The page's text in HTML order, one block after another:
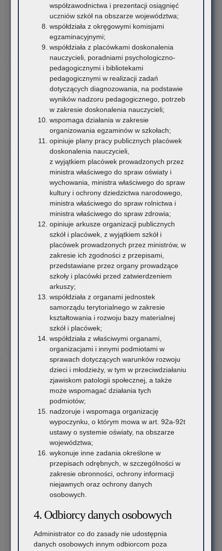
stanowisko doradców…
5 sierpnia 2026
Materiały dotyczące nowych podstaw programowych
wprowadzanych w związku z Reformą Kompas Jutra
Instytut Badań Edukacyjnych-Państwowy Instytut Badawczy
oraz Ośrodek Rozwoju Edukacji zapraszają…
4 sierpnia 2026
Komunikat Małopolskiego Kuratora Oświaty w sprawie
przekazywania informacji o liczbie wolnych miejsc w
publicznych liceach ogólnokształcących, technikach,
branżowych szkołach I stopnia, szkołach policealnych,
branżowych szkołach II stopnia, publicznych szkołach
podstawowych dla dorosłych – postępowanie rekrutacyjne na
rok szkolny 2026/2027 oraz po przeprowadzeniu postępowania
rekrutacyjnego uzupełniającego na rok szkolny 2026/2027
Czytaj więcej
3 sierpnia 2026
Ogólnopolski Konkurs Filmowy „Wieś mnie kręci, ja kręcę
wieś”
Stowarzyszenie „Kulturalne Ponidzie” w Chrobrzu zaprasza do
udziału w Ogólnopolskim…
współzawodnictwa i prezentacji osiągnięć
uczniów szkół na obszarze województwa;
współdziała z okręgowymi komisjami
egzaminacyjnymi;
współdziała z placówkami doskonalenia
nauczycieli, poradniami psychologiczno-
pedagogicznymi i bibliotekami
pedagogicznymi w realizacji zadań
dotyczących diagnozowania, na podstawie
wyników nadzoru pedagogicznego, potrzeb
w zakresie doskonalenia nauczycieli;
wspomaga działania w zakresie
organizowania egzaminów w szkołach;
opiniuje plany pracy publicznych placówek
doskonalenia nauczycieli,
z wyjątkiem placówek prowadzonych przez
ministra właściwego do spraw oświaty i
wychowania, ministra właściwego do spraw
kultury i ochrony dziedzictwa narodowego,
ministra właściwego do spraw rolnictwa i
ministra właściwego do spraw zdrowia;
opiniuje arkusze organizacji publicznych
szkół i placówek, z wyjątkiem szkół i
placówek prowadzonych przez ministrów, w
zakresie ich zgodności z przepisami,
przedstawiane przez organy prowadzące
szkoły i placówki przed zatwierdzeniem
arkuszy;
współdziała z organami jednostek
samorządu terytorialnego w zakresie
kształtowania i rozwoju bazy materialnej
szkół i placówek;
współdziała z właściwymi organami,
organizacjami i innymi podmiotami w
sprawach dotyczących warunków rozwoju
dzieci i młodzieży, w tym w przeciwdziałaniu
zjawiskom patologii społecznej, a także
może wspomagać działania tych
podmiotów;
nadzoruje i wspomaga organizację
wypoczynku, o którym mowa w art. 92a-92t
ustawy o systemie oświaty, na obszarze
województwa;
wykonuje inne zadania określone w
przepisach odrębnych, w szczególności w
zakresie obronności, ochrony informacji
niejawnych oraz ochrony danych
osobowych.
4. Odbiorcy danych osobowych
Administrator co do zasady nie udostępnia
danych osobowych innym odbiorcom poza